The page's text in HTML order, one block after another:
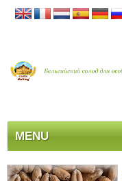
MENU